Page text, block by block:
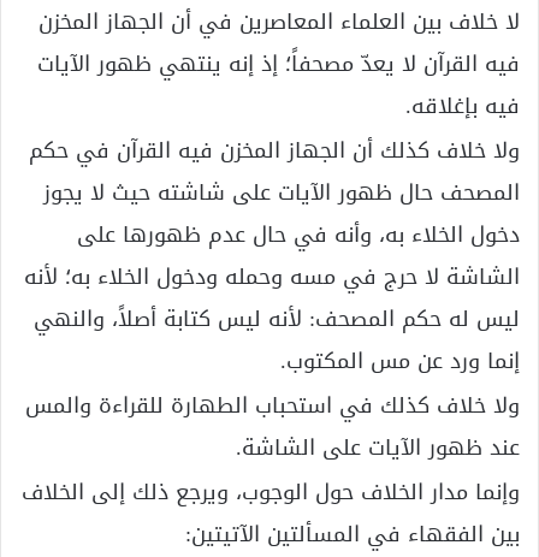
لا خلاف بين العلماء المعاصرين في أن الجهاز المخزن
فيه القرآن لا يعدّ مصحفاً؛ إذ إنه ينتهي ظهور الآيات
فيه بإغلاقه.
ولا خلاف كذلك أن الجهاز المخزن فيه القرآن في حكم
المصحف حال ظهور الآيات على شاشته حيث لا يجوز
دخول الخلاء به، وأنه في حال عدم ظهورها على
الشاشة لا حرج في مسه وحمله ودخول الخلاء به؛ لأنه
ليس له حكم المصحف: لأنه ليس كتابة أصلاً، والنهي
إنما ورد عن مس المكتوب.
ولا خلاف كذلك في استحباب الطهارة للقراءة والمس
عند ظهور الآيات على الشاشة.
وإنما مدار الخلاف حول الوجوب، ويرجع ذلك إلى الخلاف
بين الفقهاء في المسألتين الآتيتين: